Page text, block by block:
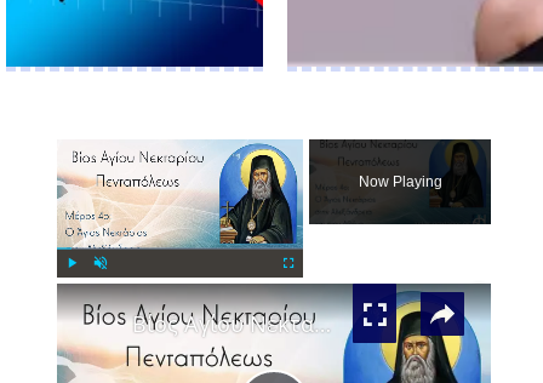
Now Playing
×
Βίος Αγίου Νεκταρίου Μέρος 4ο